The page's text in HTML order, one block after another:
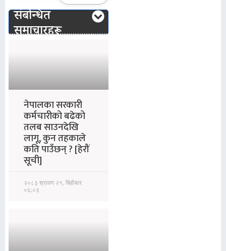
संबन्धित
समाचारहरू
नेपालका सरकारी
कर्मचारीको बढेको
तलब साउनदेखि
लागू, कुन तहकाले
कति पाउँछन् ? [हेरौं
सूची]
२०८३ श्रावण २१, बिहीबार
०६:०३